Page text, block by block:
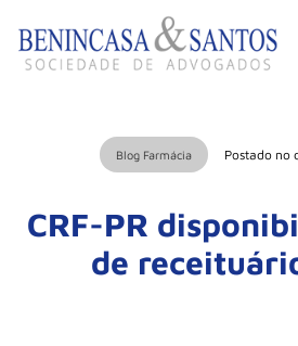
Blog Farmácia Postado no
CRF-PR
de